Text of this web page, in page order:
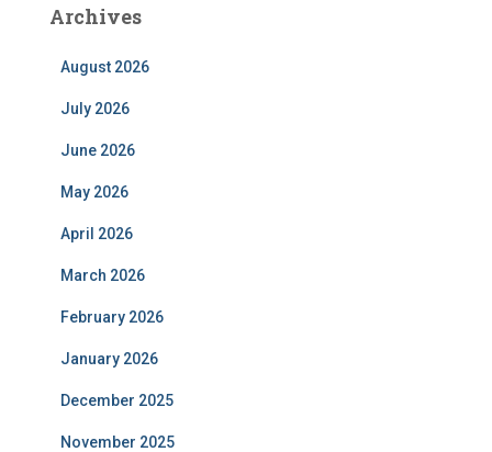
Archives
August 2026
July 2026
June 2026
May 2026
April 2026
March 2026
February 2026
January 2026
December 2025
November 2025